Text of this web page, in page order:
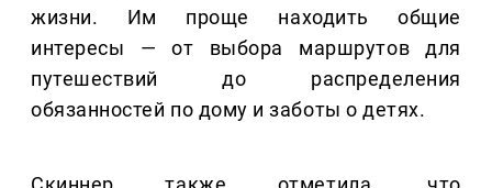
жизни. Им проще находить общие
интересы — от выбора маршрутов для
путешествий до распределения
обязанностей по дому и заботы о детях.